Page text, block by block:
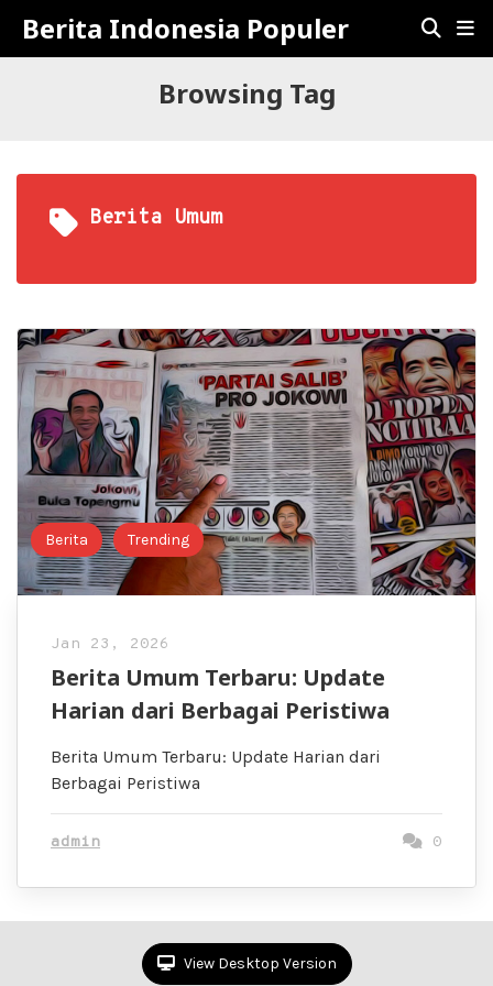
Berita Indonesia Populer
Browsing Tag
Berita Umum
Berita Trending
Jan 23, 2026
Berita Umum Terbaru: Update
Harian dari Berbagai Peristiwa
Berita Umum Terbaru: Update Harian dari
Berbagai Peristiwa
admin 0
View Desktop Version